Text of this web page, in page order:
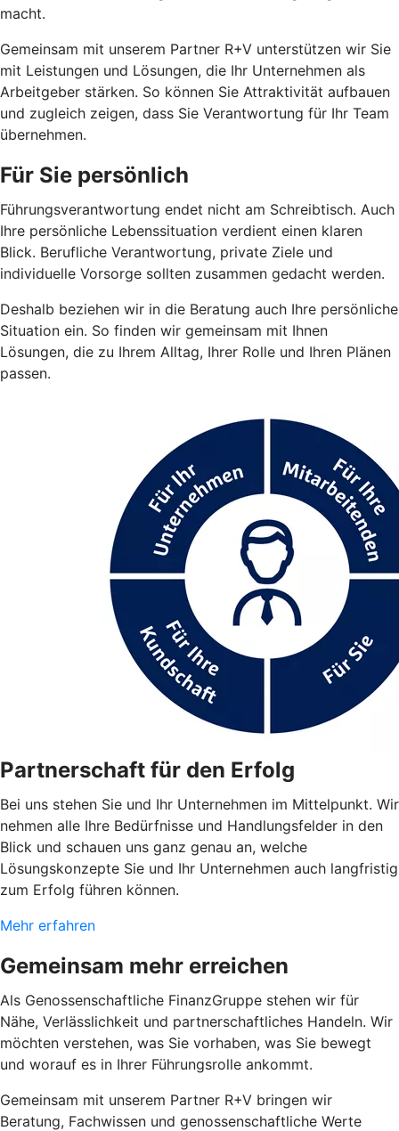
macht.
Gemeinsam mit unserem Partner R+V unterstützen wir Sie
mit Leistungen und Lösungen, die Ihr Unternehmen als
Arbeitgeber stärken. So können Sie Attraktivität aufbauen
und zugleich zeigen, dass Sie Verantwortung für Ihr Team
übernehmen.
Für Sie persönlich
Führungsverantwortung endet nicht am Schreibtisch. Auch
Ihre persönliche Lebenssituation verdient einen klaren
Blick. Berufliche Verantwortung, private Ziele und
individuelle Vorsorge sollten zusammen gedacht werden.
Deshalb beziehen wir in die Beratung auch Ihre persönliche
Situation ein. So finden wir gemeinsam mit Ihnen
Lösungen, die zu Ihrem Alltag, Ihrer Rolle und Ihren Plänen
passen.
Partnerschaft für den Erfolg
Bei uns stehen Sie und Ihr Unternehmen im Mittelpunkt. Wir
nehmen alle Ihre Bedürfnisse und Handlungsfelder in den
Blick und schauen uns ganz genau an, welche
Lösungskonzepte Sie und Ihr Unternehmen auch langfristig
zum Erfolg führen können.
Mehr erfahren
Gemeinsam mehr erreichen
Als Genossenschaftliche FinanzGruppe stehen wir für
Nähe, Verlässlichkeit und partnerschaftliches Handeln. Wir
möchten verstehen, was Sie vorhaben, was Sie bewegt
und worauf es in Ihrer Führungsrolle ankommt.
Gemeinsam mit unserem Partner R+V bringen wir
Beratung, Fachwissen und genossenschaftliche Werte